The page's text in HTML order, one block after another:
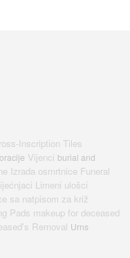
Inscription Tiles
Vijenci burial and
Izrada osmrtnice Funeral
Limeni ulošci
sa natpisom za križ
Pads makeup for deceased
Removal Urns